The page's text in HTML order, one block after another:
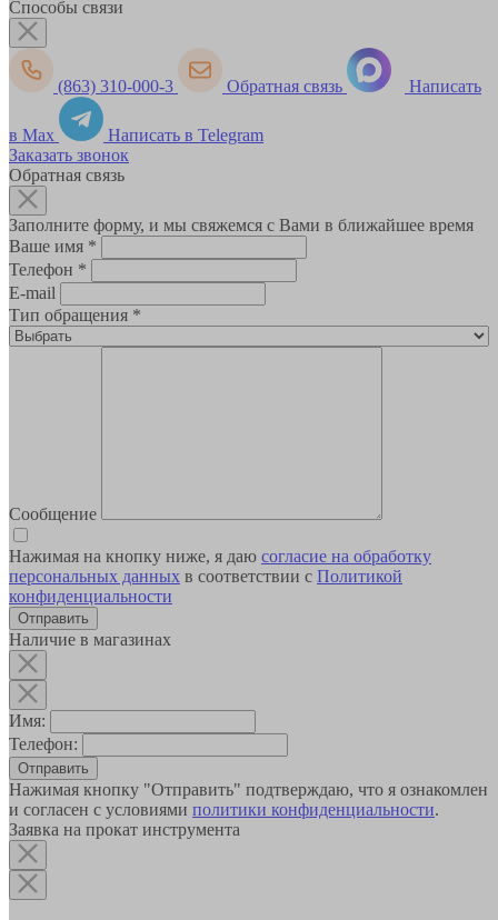
Способы связи
(863) 310-000-3 Обратная связь Написать
в Max
Написать в Telegram
Заказать звонок
Обратная связь
Заполните форму, и мы свяжемся с Вами в ближайшее время
Ваше имя *
Телефон *
E-mail
Тип обращения *
Сообщение
Нажимая на кнопку ниже, я даю согласие на обработку
персональных данных в соответствии с Политикой
конфиденциальности
Наличие в магазинах
Имя:
Телефон:
Отправить
Нажимая кнопку "Отправить" подтверждаю, что я ознакомлен
и согласен с условиями политики конфиденциальности.
Заявка на прокат инструмента